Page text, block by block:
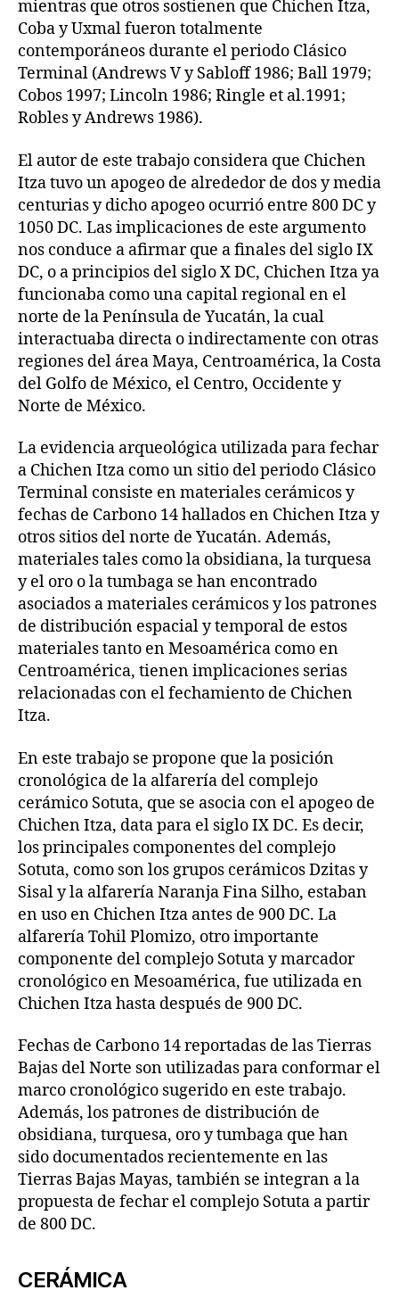
mientras que otros sostienen que Chichen Itza,
Coba y Uxmal fueron totalmente
contemporáneos durante el periodo Clásico
Terminal (Andrews V y Sabloff 1986; Ball 1979;
Cobos 1997; Lincoln 1986; Ringle et al.1991;
Robles y Andrews 1986).
El autor de este trabajo considera que Chichen
Itza tuvo un apogeo de alrededor de dos y media
centurias y dicho apogeo ocurrió entre 800 DC y
1050 DC. Las implicaciones de este argumento
nos conduce a afirmar que a finales del siglo IX
DC, o a principios del siglo X DC, Chichen Itza ya
funcionaba como una capital regional en el
norte de la Península de Yucatán, la cual
interactuaba directa o indirectamente con otras
regiones del área Maya, Centroamérica, la Costa
del Golfo de México, el Centro, Occidente y
Norte de México.
La evidencia arqueológica utilizada para fechar
a Chichen Itza como un sitio del periodo Clásico
Terminal consiste en materiales cerámicos y
fechas de Carbono 14 hallados en Chichen Itza y
otros sitios del norte de Yucatán. Además,
materiales tales como la obsidiana, la turquesa
y el oro o la tumbaga se han encontrado
asociados a materiales cerámicos y los patrones
de distribución espacial y temporal de estos
materiales tanto en Mesoamérica como en
Centroamérica, tienen implicaciones serias
relacionadas con el fechamiento de Chichen
Itza.
En este trabajo se propone que la posición
cronológica de la alfarería del complejo
cerámico Sotuta, que se asocia con el apogeo de
Chichen Itza, data para el siglo IX DC. Es decir,
los principales componentes del complejo
Sotuta, como son los grupos cerámicos Dzitas y
Sisal y la alfarería Naranja Fina Silho, estaban
en uso en Chichen Itza antes de 900 DC. La
alfarería Tohil Plomizo, otro importante
componente del complejo Sotuta y marcador
cronológico en Mesoamérica, fue utilizada en
Chichen Itza hasta después de 900 DC.
Fechas de Carbono 14 reportadas de las Tierras
Bajas del Norte son utilizadas para conformar el
marco cronológico sugerido en este trabajo.
Además, los patrones de distribución de
obsidiana, turquesa, oro y tumbaga que han
sido documentados recientemente en las
Tierras Bajas Mayas, también se integran a la
propuesta de fechar el complejo Sotuta a partir
de 800 DC.
CERÁMICA